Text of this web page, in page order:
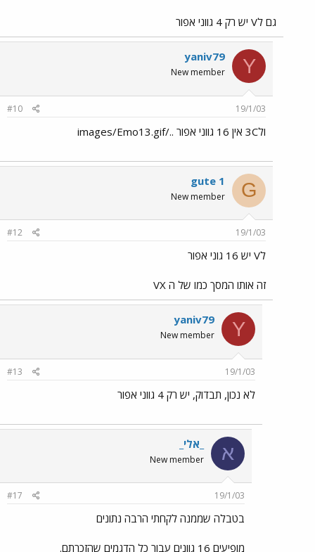
גם לV יש רק 4 גווני אפור
Y
yaniv79
New member
19/1/03
#10
ול3C אין 16 גווני אפור ../images/Emo13.gif
G
gute 1
New member
19/1/03
#12
לV יש 16 גוני אפור
זה אותו המסך כמו של ה VX
Y
yaniv79
New member
19/1/03
#13
לא נכון, תבדוק, יש רק 4 גווני אפור
א _אלי_
New member
19/1/03
#17
בטבלה שממנה לקחתי הרבה נתונים
מופיעים 16 גוונים עבור כל הדגמים שהזכרתם.